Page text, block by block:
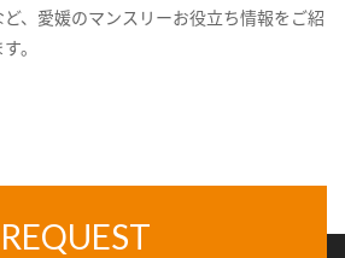
、愛媛のマンスリーお役立ち情報をご紹
。
REQUEST